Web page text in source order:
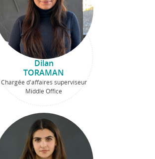
Dilan
TORAMAN
Chargée d'affaires superviseur
Middle Office